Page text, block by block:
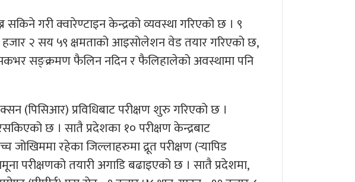
गरी क्वारेण्टाइन केन्द्रको व्यवस्था गरिएको छ । ९
हजार २ सय ५९ क्षमताको आइसोलेशन वेड तयार गरिएको छ,
सङ्क्रमण फैलिन नदिन र फैलिहालेको अवस्थामा पनि
(पिसिआर) प्रविधिबाट परीक्षण शुरु गरिएको छ ।
छ । सातै प्रदेशका १० परीक्षण केन्द्रबाट
जोखिममा रहेका जिल्लाहरुमा द्रूत परीक्षण (र्‍यापिड
परीक्षणको तयारी अगाडि बढाइएको छ । सातै प्रदेशमा,